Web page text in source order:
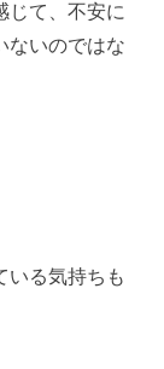
じて、不安に
ないのではな
いる気持ちも